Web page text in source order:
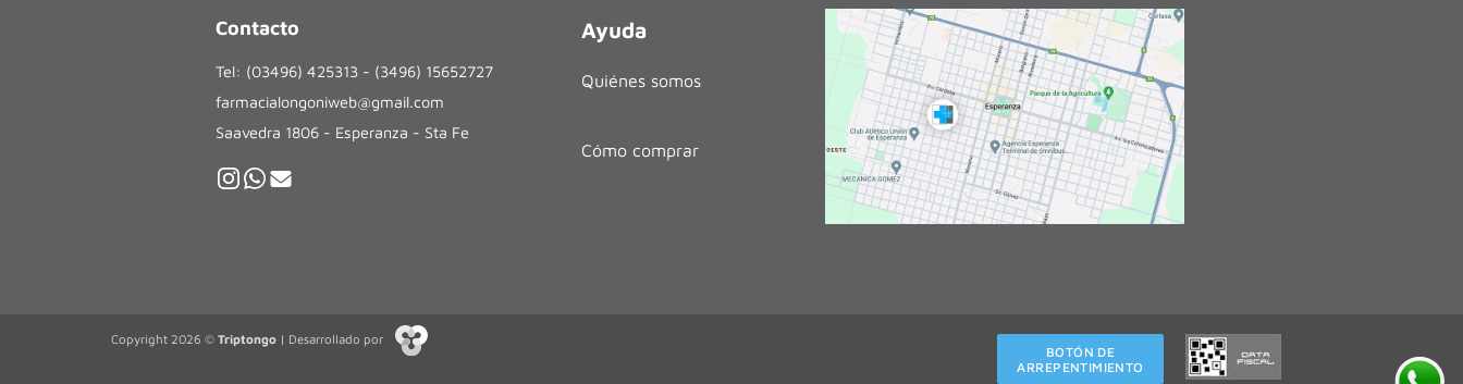
Contacto
Tel: (03496) 425313 - (3496) 15652727
farmacialongoniweb@gmail.com
Saavedra 1806 - Esperanza - Sta Fe
Ayuda
Quiénes somos
Cómo comprar
BOTÓN DE
ARREPENTIMIENTO
Copyright 2026 © Triptongo | Desarrollado por